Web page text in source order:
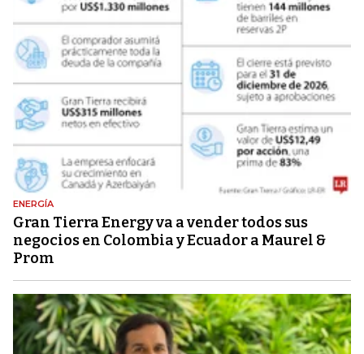
ENERGÍA
Gran Tierra Energy va a vender todos sus
negocios en Colombia y Ecuador a Maurel &
Prom